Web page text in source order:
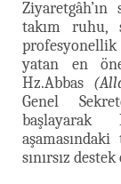
takım ruhu,
profesyonellik
yatan en
Hz.Abbas
Genel
başlayarak
sınırsız